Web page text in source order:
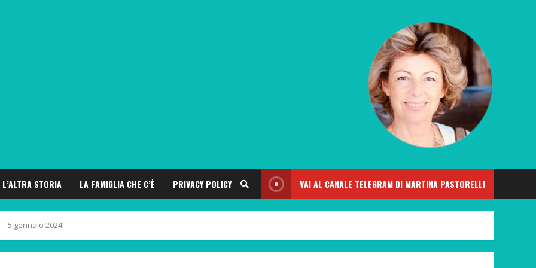
L’ALTRA STORIA LA FAMIGLIA CHE C’È PRIVACY POLICY VAI AL CANALE TELEGRAM DI MARTINA PASTORELLI
5 gennaio 2024